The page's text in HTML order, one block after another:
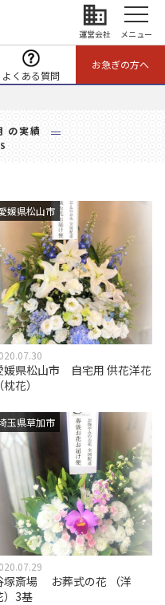
business
運営会社 メニュー
よくある質問
お急ぎの方へ
の実績
媛県松山市
媛県松山市 自宅用 供花洋花
（枕花）
玉県草加市
塚斎場 お葬式の花 （洋
）3基